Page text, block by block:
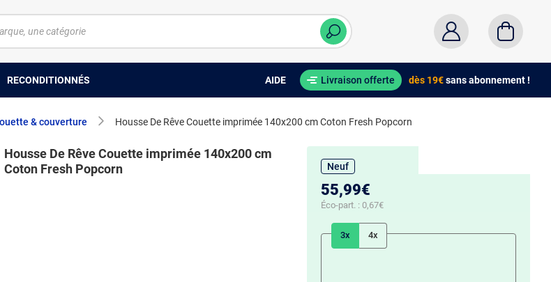
RECONDITIONNÉS AIDE Livraison offerte dès 19€sans abonnement !
& couverture Housse De Rêve Couette imprimée 140x200 cm Coton Fresh Popcorn
Housse De Rêve Couette imprimée 140x200 cm
Coton Fresh Popcorn
Neuf
55,99€
Éco-part. : 0,67€
3x 4x